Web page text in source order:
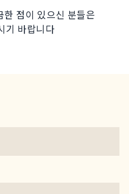
점이 있으신 분들은
기 바랍니다